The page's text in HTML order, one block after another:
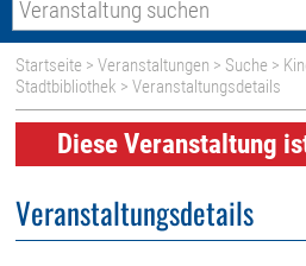
Startseite >Veranstaltungen > Suche >
Stadtbibliothek > Veranstaltungsdetails
Diese Veranstaltung
Veranstaltungsdetails